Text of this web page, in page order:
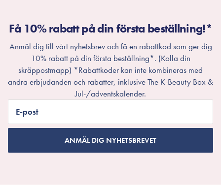
Få 10% rabatt på din första beställning!*
Anmäl dig till vårt nyhetsbrev och få en rabattkod som ger dig
10% rabatt på din första beställning*. (Kolla din
skräppostmapp) *Rabattkoder kan inte kombineras med
andra erbjudanden och rabatter, inklusive The K-Beauty Box &
Jul-/adventskalender.
E-post
ANMÄL DIG NYHETSBREVET